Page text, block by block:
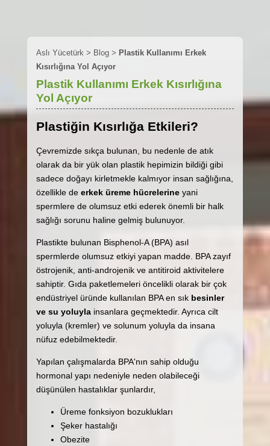
Aslı Yücetürk> Blog> Plastik Kullanımı Erkek
Kısırlığına Yol Açıyor
Plastik Kullanımı Erkek Kısırlığına
Yol Açıyor
Plastiğin Kısırlığa Etkileri?
Çevremizde sıkça bulunan, bu nedenle de atık
olarak da bir yük olan plastik hepimizin bildiği gibi
sadece doğayı kirletmekle kalmıyor insan sağlığına,
özellikle de erkek üreme hücrelerineyani
spermlere de olumsuz etki ederek önemli bir halk
sağlığı sorunu haline gelmiş bulunuyor.
Plastikte bulunan Bisphenol-A (BPA) asıl
spermlerde olumsuz etkiyi yapan madde. BPA zayıf
östrojenik, anti-androjenik ve antitiroid aktivitelere
sahiptir. Gıda paketlemeleri öncelikli olarak bir çok
endüstriyel üründe kullanılan BPA en sık besinler
ve su yoluylainsanlara geçmektedir. Ayrıca cilt
yoluyla (kremler) ve solunum yoluyla da insana
nüfuz edebilmektedir.
Yapılan çalışmalarda BPA'nın sahip olduğu
hormonal yapı nedeniyle neden olabileceği
düşünülen hastalıklar şunlardır,
Üreme fonksiyon bozuklukları
Şeker hastalığı
Obezite